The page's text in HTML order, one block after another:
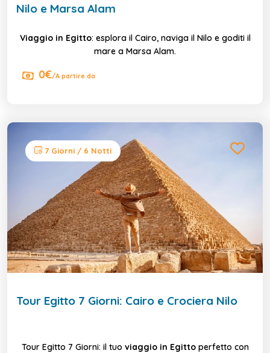
Nilo e Marsa Alam
Viaggio in Egitto: esplora il Cairo, naviga il Nilo e goditi il
mare a Marsa Alam.
0€/A partire da
7 Giorni / 6 Notti
Tour Egitto 7 Giorni: Cairo e Crociera Nilo
Tour Egitto 7 Giorni: il tuo viaggio in Egittoperfetto con